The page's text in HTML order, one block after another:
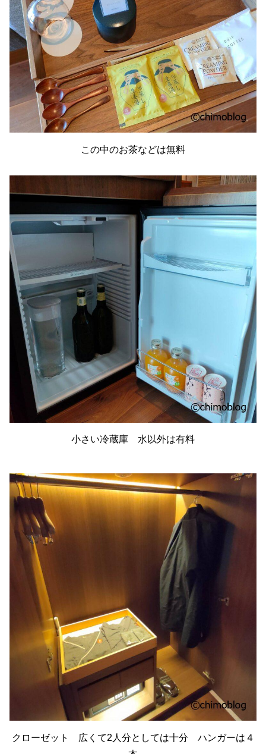
この中のお茶などは無料
小さい冷蔵庫 水以外は有料
クローゼット 広くて2人分としては十分 ハンガーは４